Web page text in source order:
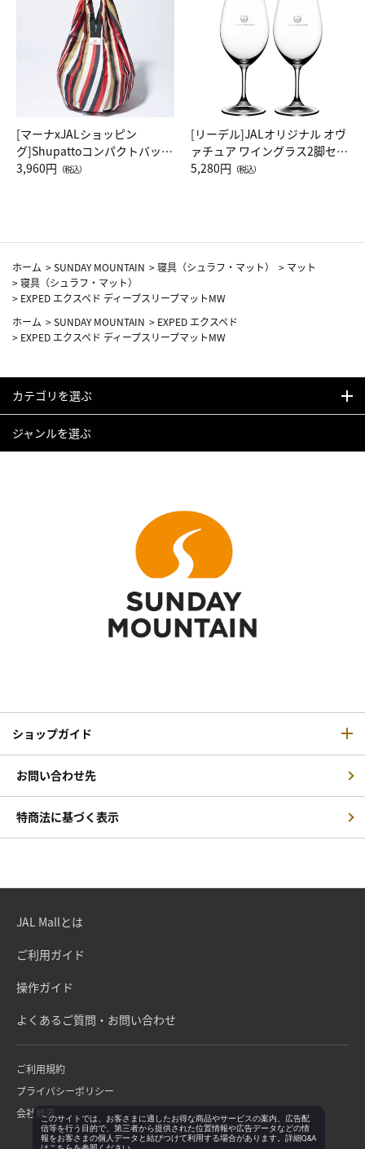
[マーナxJALショッピン
グ]Shupattoコンパクトバッグ
Drop JAL客室乗務員（LC）ス
3,960円 （税込）
[リーデル]JALオリジナル オヴ
ァチュア ワイングラス2脚セッ
ト（レッドワイン）
5,280円 （税込）
ホーム >SUNDAY MOUNTAIN >寝具（シュラフ・マット） > マット
>寝具（シュラフ・マット）
> EXPED エクスペド ディープスリープマットMW
ホーム >SUNDAY MOUNTAIN > EXPED エクスペド
> EXPED エクスペド ディープスリープマットMW
カテゴリを選ぶ
ジャンルを選ぶ
ショップガイド
お問い合わせ先
特商法に基づく表示
JAL Mallとは
ご利用ガイド
操作ガイド
よくあるご質問・お問い合わせ
ご利用規約
プライバシーポリシー
会社概要このサイトでは、お客さまに適したお得な商品やサービスの案内、広告配
信等を行う目的で、第三者から提供された位置情報や広告データなどの情
報をお客さまの個人データと結びつけて利用する場合があります。詳細Q&A